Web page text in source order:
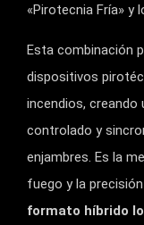
«Pirotecnia Fría» y
Esta combinación
dispositivos
incendios, creando
controlado y
enjambres. Es la
fuego y la
formato híbrido